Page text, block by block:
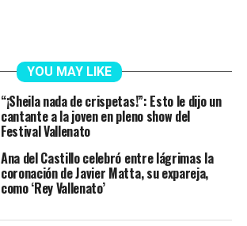
YOU MAY LIKE
“¡Sheila nada de crispetas!”: Esto le dijo un
cantante a la joven en pleno show del
Festival Vallenato
Ana del Castillo celebró entre lágrimas la
coronación de Javier Matta, su expareja,
como ‘Rey Vallenato’